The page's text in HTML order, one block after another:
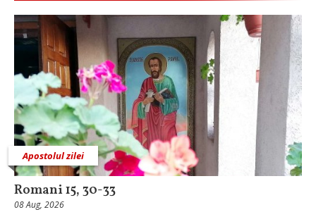
Apostolul zilei
Romani 15, 30-33
08 Aug, 2026